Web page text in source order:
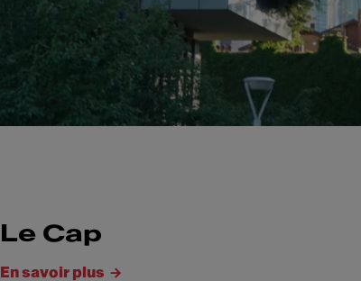
Le Cap
En savoir plus